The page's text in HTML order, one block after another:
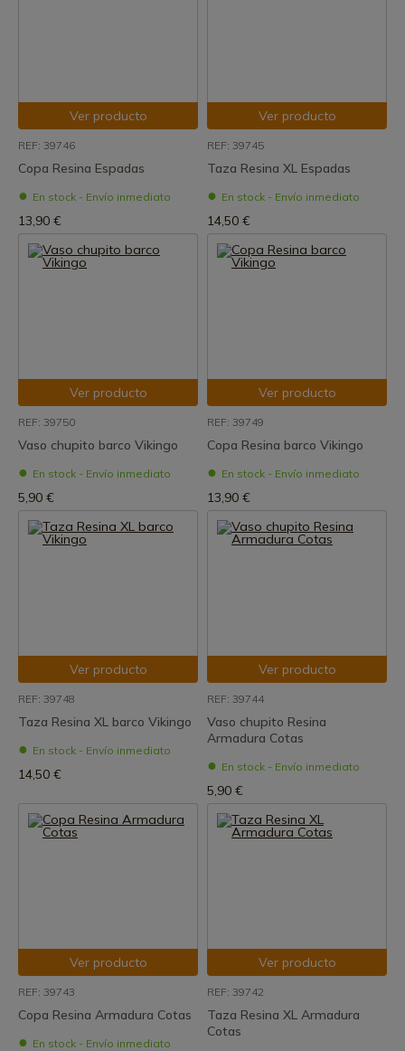
Ver producto
REF: 39746
Copa Resina Espadas
En stock - Envío inmediato
13,90 €
Ver producto
REF: 39745
Taza Resina XL Espadas
En stock - Envío inmediato
14,50 €
Ver producto
REF: 39750
Vaso chupito barco Vikingo
En stock - Envío inmediato
5,90 €
Ver producto
REF: 39749
Copa Resina barco Vikingo
En stock - Envío inmediato
13,90 €
Ver producto
REF: 39748
Taza Resina XL barco Vikingo
En stock - Envío inmediato
14,50 €
Ver producto
REF: 39744
Vaso chupito Resina
Armadura Cotas
En stock - Envío inmediato
5,90 €
Ver producto
REF: 39743
Copa Resina Armadura Cotas
En stock - Envío inmediato
Ver producto
REF: 39742
Taza Resina XL Armadura
Cotas